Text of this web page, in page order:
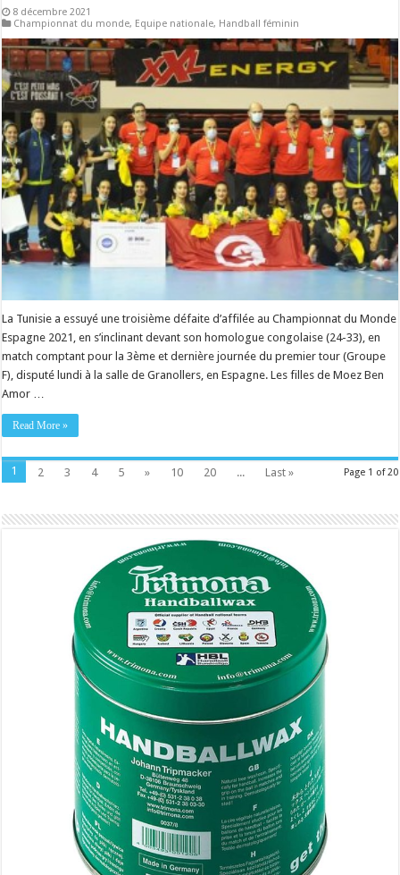
8 décembre 2021
Championnat du monde, Equipe nationale, Handball féminin
La Tunisie a essuyé une troisième défaite d’affilée au Championnat du Monde
Espagne 2021, en s’inclinant devant son homologue congolaise (24-33), en
match comptant pour la 3ème et dernière journée du premier tour (Groupe
F), disputé lundi à la salle de Granollers, en Espagne. Les filles de Moez Ben
Amor …
Read More »
Page 1 of 20
1 2 3 4 5 » 10 20 ... Last »